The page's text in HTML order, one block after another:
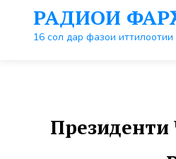
контенту
РАДИОИ
16 сол дар фазои иттилоотии